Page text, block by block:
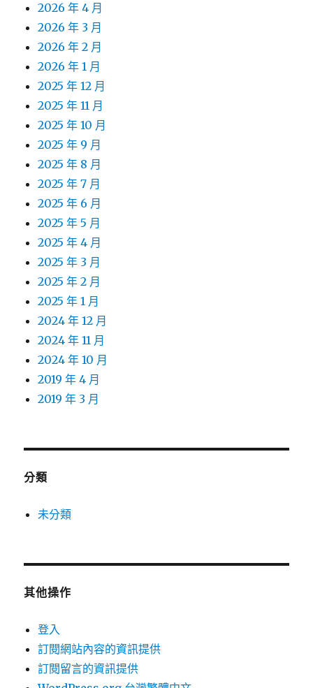
2026 年 4 月
2026 年 3 月
2026 年 2 月
2026 年 1 月
2025 年 12 月
2025 年 11 月
2025 年 10 月
2025 年 9 月
2025 年 8 月
2025 年 7 月
2025 年 6 月
2025 年 5 月
2025 年 4 月
2025 年 3 月
2025 年 2 月
2025 年 1 月
2024 年 12 月
2024 年 11 月
2024 年 10 月
2019 年 4 月
2019 年 3 月
分類
未分類
其他操作
登入
訂閱網站內容的資訊提供
訂閱留言的資訊提供